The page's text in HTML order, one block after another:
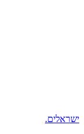
ישראלים.